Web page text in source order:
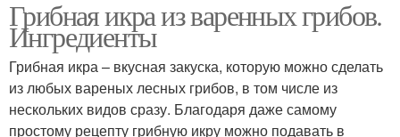
Грибная икра из варенных грибов.
Ингредиенты
Грибная икра – вкусная закуска, которую можно сделать
из любых вареных лесных грибов, в том числе из
нескольких видов сразу. Благодаря даже самому
простому рецепту грибную икру можно подавать в